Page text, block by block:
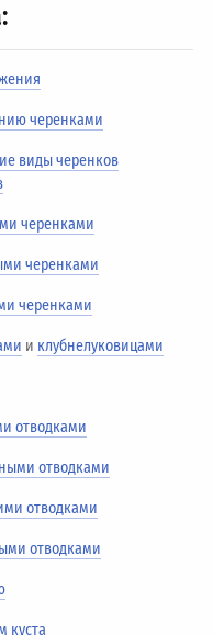
черенками
виды черенков
черенками
черенками
черенками
и клубнелуковицами
отводками
отводками
отводками
отводками
куста